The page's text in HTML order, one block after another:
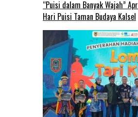
“Puisi dalam Banyak Wajah”
Hari Puisi Taman Budaya Kalsel